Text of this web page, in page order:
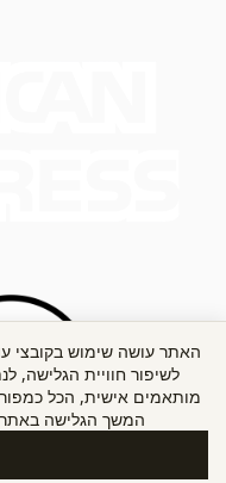
לשיפור חוויית הגלישה,
מותאמים אישית, הכל
המשך הגלישה באתר